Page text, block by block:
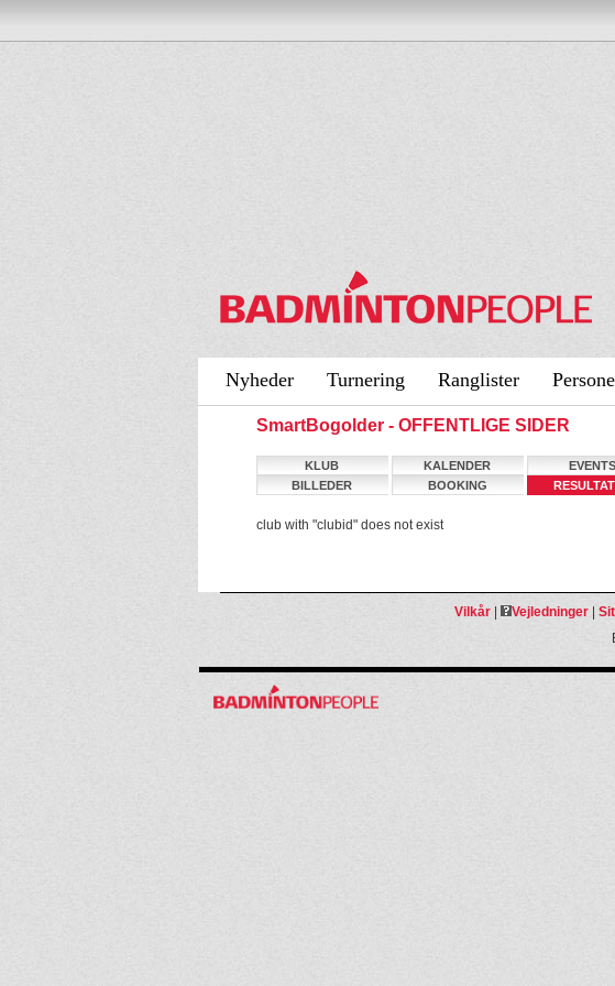
Nyheder Turnering Ranglister
SmartBogolder - OFFENTLIGE SIDER
KLUB KALENDER EVENTS
BILLEDER
BOOKING
club with "clubid" does not exist
Vilkår Vejledninger